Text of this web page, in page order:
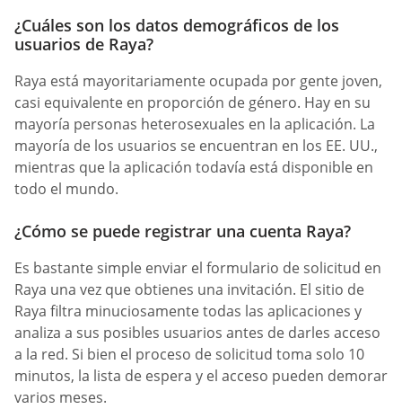
¿Cuáles son los datos demográficos de los
usuarios de Raya?
Raya está mayoritariamente ocupada por gente joven,
casi equivalente en proporción de género. Hay en su
mayoría personas heterosexuales en la aplicación. La
mayoría de los usuarios se encuentran en los EE. UU.,
mientras que la aplicación todavía está disponible en
todo el mundo.
¿Cómo se puede registrar una cuenta Raya?
Es bastante simple enviar el formulario de solicitud en
Raya una vez que obtienes una invitación. El sitio de
Raya filtra minuciosamente todas las aplicaciones y
analiza a sus posibles usuarios antes de darles acceso
a la red. Si bien el proceso de solicitud toma solo 10
minutos, la lista de espera y el acceso pueden demorar
varios meses.